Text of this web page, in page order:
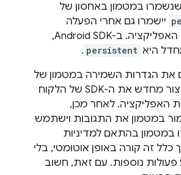
במטמון באחסון של
יישמרו גם אחרי הפעלה
מחדש של האפליקציה. ב-Android SDK,
היא persistent
.
את הגדרות השמירה במטמון של
המחבר, צריך ליצור מחדש את ה-SDK של הלקוח
האפליקציה. לאחר מכן,
במטמון את התגובות וישתמש
במטמון בהתאם למדיניות
זה קורה באופן אוטומטי, בלי
נוספות. עם זאת, חשוב